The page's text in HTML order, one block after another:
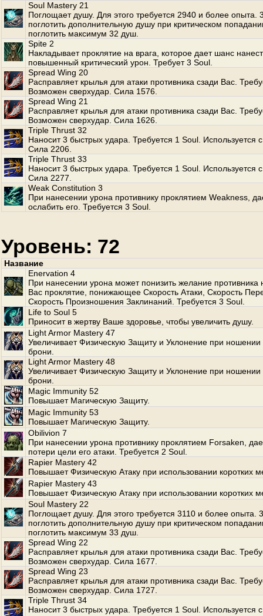
Soul Mastery 21
Поглощает душу. Для этого требуется 2940 и более опыта.
поглотить дополнительную душу при критическом
поглотить максимум 32 душ.
Spite 2
Накладывает проклятие на врага, которое дает шанс
повышенный критический урон. Требует 3 Soul.
Spread Wing 20
Расправляет крылья для атаки противника сзади Вас.
Возможен сверхудар. Сила 1576.
Spread Wing 21
Расправляет крылья для атаки противника сзади Вас.
Возможен сверхудар. Сила 1626.
Triple Thrust 32
Наносит 3 быстрых удара. Требуется 1 Soul. Используется
Сила 2206.
Triple Thrust 33
Наносит 3 быстрых удара. Требуется 1 Soul. Используется
Сила 2277.
Weak Constitution 3
При нанесении урона противнику проклятием Weakness,
ослабить его. Требуется 3 Soul.
Уровень: 72
Название
Enervation 4
При нанесении урона может понизить желание противника
Вас проклятие, понижающее Скорость Атаки, Скорость
Скорость Произношения Заклинаний. Требуется 3 Soul.
Life to Soul 5
Приносит в жертву Ваше здоровье, чтобы увеличить душу.
Light Armor Mastery 47
Увеличивает Физическую Защиту и Уклонение при ношении
брони.
Light Armor Mastery 48
Увеличивает Физическую Защиту и Уклонение при ношении
брони.
Magic Immunity 52
Повышает Магическую Защиту.
Magic Immunity 53
Повышает Магическую Защиту.
Obilivion 7
При нанесении урона противнику проклятием Forsaken,
потери цели его атаки. Требуется 2 Soul.
Rapier Mastery 42
Повышает Физическую Атаку при использовании коротких
Rapier Mastery 43
Повышает Физическую Атаку при использовании коротких
Soul Mastery 22
Поглощает душу. Для этого требуется 3110 и более опыта.
поглотить дополнительную душу при критическом
поглотить максимум 33 душ.
Spread Wing 22
Расправляет крылья для атаки противника сзади Вас.
Возможен сверхудар. Сила 1677.
Spread Wing 23
Расправляет крылья для атаки противника сзади Вас.
Возможен сверхудар. Сила 1727.
Triple Thrust 34
Наносит 3 быстрых удара. Требуется 1 Soul. Используется